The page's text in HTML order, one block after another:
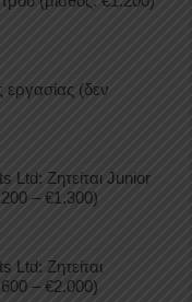
εργασίας (δεν
Ltd: Ζητείται Junior
– €1.300)
Ltd: Ζητείται
– €2.000)